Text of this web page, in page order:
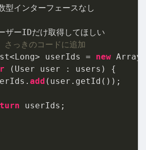
型インターフェースなし
っきのコードに追加
userIds = new
(User user : users) {
add (user.getId());
userIds;